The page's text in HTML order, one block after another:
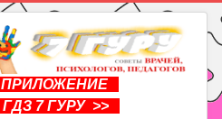
7 ГУРУ >>